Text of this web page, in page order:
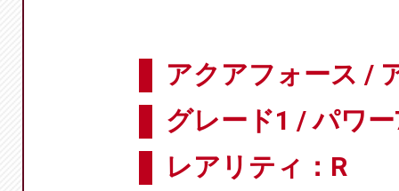
アクアフォース /
グレード1 / パワ
レアリティ：R